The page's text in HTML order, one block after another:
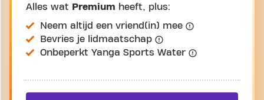
Alles wat Premium heeft, plus:
Neem altijd een vriend(in) mee
Bevries je lidmaatschap
Onbeperkt Yanga Sports Water